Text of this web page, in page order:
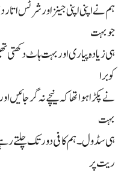
ہم نے اپنی اپنی جینز اور شرٹس اتار
جو بہت
ہی زیادہ پیاری اور بہت ہاٹ
کو برا
نے پکڑا ہوا تھا کہ نیچے نہ گر
بہت
ہی سڈول۔ ہم کافی دور تک چلتے
ریت پر